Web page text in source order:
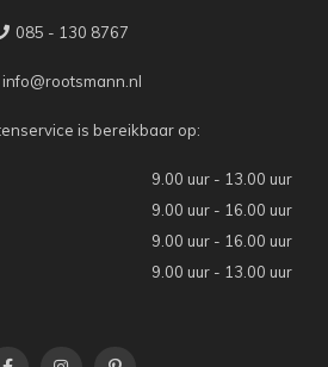
085 - 130 8767
info@rootsmann.nl
is bereikbaar op:
9.00 uur - 13.00 uur
9.00 uur - 16.00 uur
9.00 uur - 16.00 uur
9.00 uur - 13.00 uur